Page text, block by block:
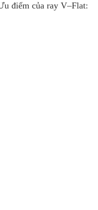
điểm của ray V–Flat: